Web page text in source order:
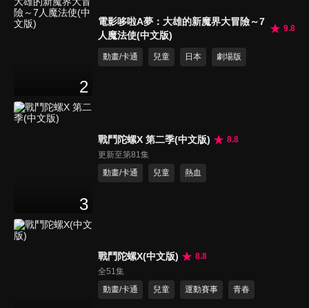
2
電影哆啦A夢：大雄的新魔界大冒險～7
人魔法使(中文版)
9.8
動畫/卡通 兒童 日本 劇場版
3
戰鬥陀螺X 第二季(中文版)
8.8
更新至第81集
動畫/卡通
兒童 熱血
戰鬥陀螺X(中文版)
8.8
全51集
動畫/卡通
兒童 運動賽事 青春